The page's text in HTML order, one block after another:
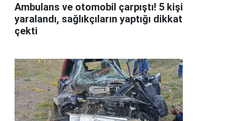
Ambulans ve otomobil çarpıştı! 5 kişi
yaralandı, sağlıkçıların yaptığı dikkat
çekti